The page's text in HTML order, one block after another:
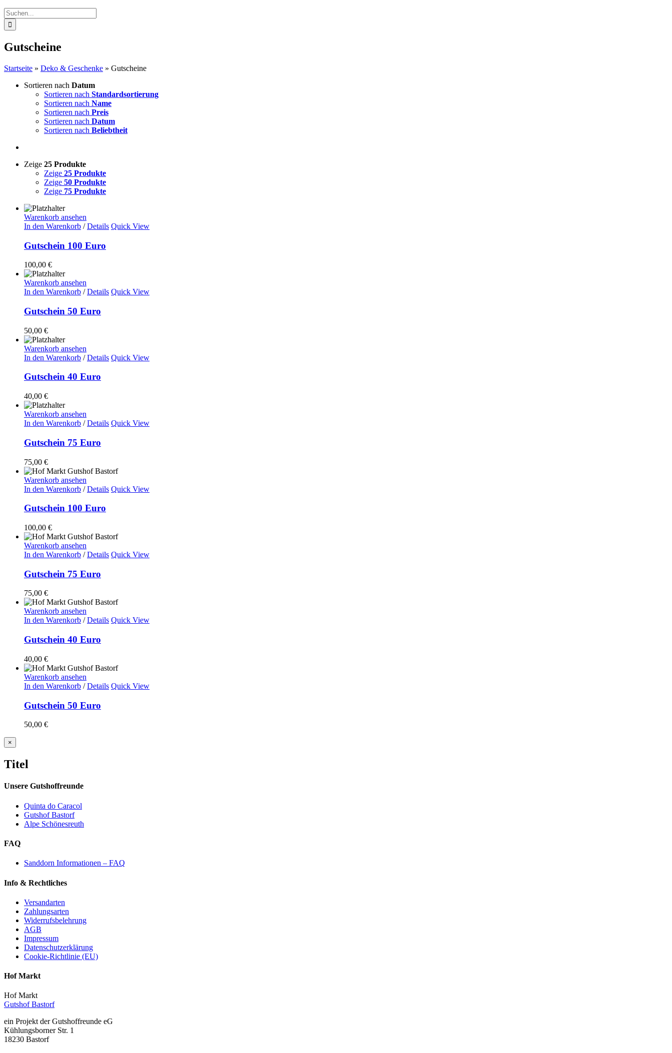
Suche
nach:
Gutscheine
Startseite » Deko & Geschenke » Gutscheine
Sortieren nach Datum
Sortieren nach Standardsortierung
Sortieren nach Name
Sortieren nach Preis
Sortieren nach Datum
Sortieren nach Beliebtheit
Zeige 25 Produkte
Zeige 25 Produkte
Zeige 50 Produkte
Zeige 75 Produkte
Warenkorb ansehen
In den Warenkorb / Details Quick View
Gutschein 100 Euro
100,00 €
Warenkorb ansehen
In den Warenkorb / Details Quick View
Gutschein 50 Euro
50,00 €
Warenkorb ansehen
In den Warenkorb / Details Quick View
Gutschein 40 Euro
40,00 €
Warenkorb ansehen
In den Warenkorb / Details Quick View
Gutschein 75 Euro
75,00 €
Warenkorb ansehen
In den Warenkorb / Details Quick View
Gutschein 100 Euro
100,00 €
Warenkorb ansehen
In den Warenkorb / Details Quick View
Gutschein 75 Euro
75,00 €
Warenkorb ansehen
In den Warenkorb / Details Quick View
Gutschein 40 Euro
40,00 €
Warenkorb ansehen
In den Warenkorb / Details Quick View
Gutschein 50 Euro
50,00 €
Close
product
view
×
Titel
Unsere Gutshoffreunde
Quinta do Caracol
Gutshof Bastorf
Alpe Schönesreuth
FAQ
Sanddorn Informationen – FAQ
Info & Rechtliches
Versandarten
Zahlungsarten
Widerrufsbelehrung
AGB
Impressum
Datenschutzerklärung
Cookie-Richtlinie (EU)
Hof Markt
Hof Markt
Gutshof Bastorf
ein Projekt der Gutshoffreunde eG
Kühlungsborner Str. 1
18230 Bastorf